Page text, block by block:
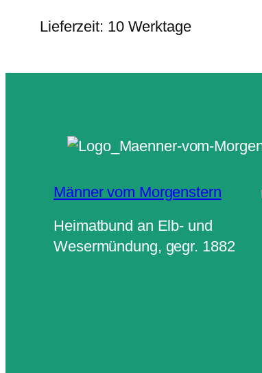
Lieferzeit: 10 Werktage
Männer vom Morgenstern
Heimatbund an Elb- und
Wesermündung, gegr. 1882